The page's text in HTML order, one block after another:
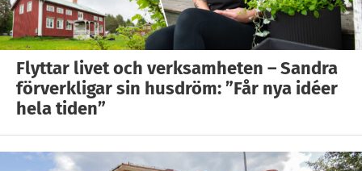
Flyttar livet och verksamheten – Sandra
förverkligar sin husdröm: ”Får nya idéer
hela tiden”